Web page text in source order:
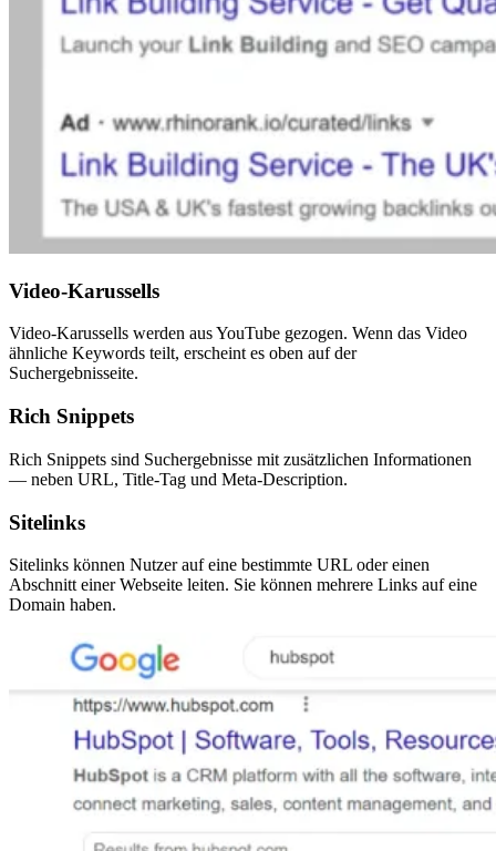
Video-Karussells
Video-Karussells werden aus YouTube gezogen. Wenn das Video
ähnliche Keywords teilt, erscheint es oben auf der
Suchergebnisseite.
Rich Snippets
Rich Snippets sind Suchergebnisse mit zusätzlichen Informationen
— neben URL, Title-Tag und Meta-Description.
Sitelinks
Sitelinks können Nutzer auf eine bestimmte URL oder einen
Abschnitt einer Webseite leiten. Sie können mehrere Links auf eine
Domain haben.